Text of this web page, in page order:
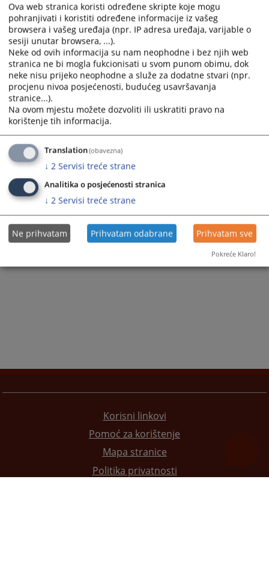
the
calendar
and
select
a
date.
Press
the
question
mark
key
get
the
keyboard
shortcuts
for
changing
the
calendar
and
select
a
date.
Press
question
mark
to
get
the
keyboard
shortcuts
for
changing
Trenutno nema vijesti
Korisni linkovi
Pomoć za korištenje
Mapa stranice
Politika privatnosti
Ova web stranica koristi određene skripte koje mogu
pohranjivati i koristiti određene informacije iz vašeg
browsera i vašeg uređaja (npr. IP adresa uređaja, varijable o
sesiji unutar browsera, ...).
Neke od ovih informacija su nam neophodne i bez njih web
stranica ne bi mogla fukcionisati u svom punom obimu, dok
neke nisu prijeko neophodne a služe za dodatne stvari (npr.
procjenu nivoa posjećenosti, budućeg usavršavanja
stranice...).
Na ovom mjestu možete dozvoliti ili uskratiti pravo na
korištenje tih informacija.
Translation(obavezna)
↓ 2 Servisi treće strane
Analitika o posjećenosti stranica
↓ 2 Servisi treće strane
Ne prihvatam Prihvatam odabrane Prihvatam sve
Pokreće Klaro!